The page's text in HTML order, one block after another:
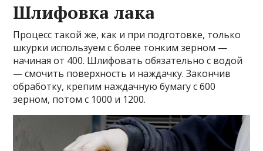
Шлифовка лака
Процесс такой же, как и при подготовке, только
шкурки используем с более тонким зерном —
начиная от 400. Шлифовать обязательно с водой
— смочить поверхность и наждачку. Закончив
обработку, крепим наждачную бумагу с 600
зерном, потом с 1000 и 1200.